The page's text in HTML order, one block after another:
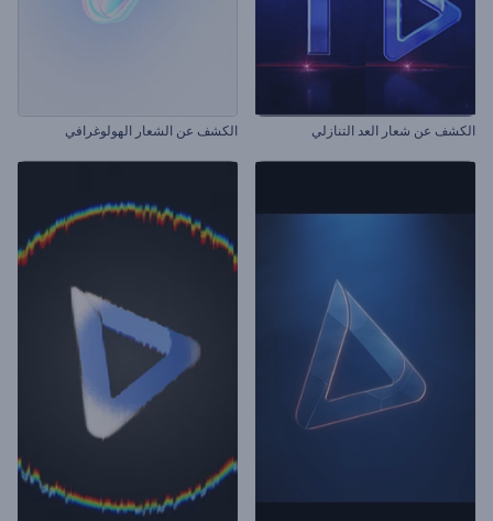
الكشف عن شعار العد التنازلي الكشف عن الشعار الهولوغرافي